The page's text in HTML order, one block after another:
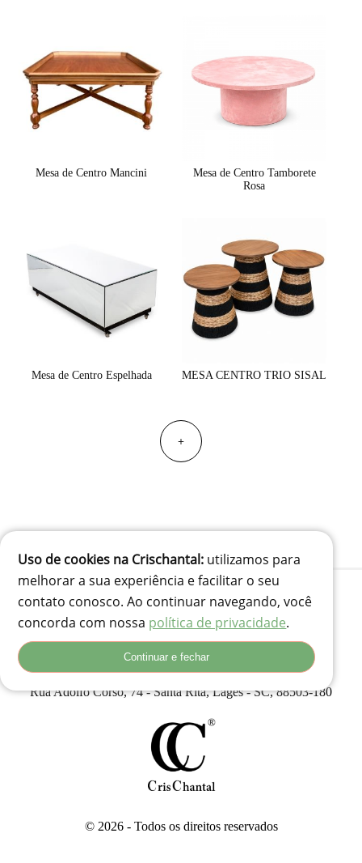
Mesa de Centro Mancini
Mesa de Centro Tamborete
Rosa
Mesa de Centro Espelhada MESA CENTRO TRIO SISAL
+
(41) 99834-3707
contato@crischantal.com.br
Rua Durval jungles 240 - Pinheirinho, Curitiba-PR
Rua Adolfo Corso, 74 - Santa Rita, Lages - SC, 88503-180
© 2026 - Todos os direitos reservados
Uso de cookies na Crischantal: utilizamos para
melhorar a sua experiência e facilitar o seu
contato conosco. Ao continuar navegando, você
concorda com nossa política de privacidade.
Continuar e fechar